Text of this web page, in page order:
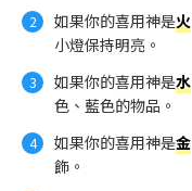
如果你的喜用神是火
小燈保持明亮。
如果你的喜用神是水
色、藍色的物品。
如果你的喜用神是金
飾。